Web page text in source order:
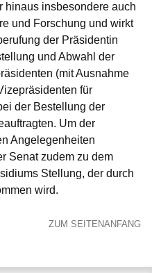
hinaus insbesondere auch
und Forschung und wirkt
der Präsidentin
und Abwahl der
(mit Ausnahme
für
der Bestellung der
Um der
Angelegenheiten
Senat zudem zu dem
Stellung, der durch
wird.
ZUM SEITENANFANG